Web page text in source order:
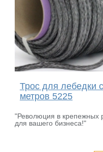
Трос для лебедки
метров 5225
"Революция в крепежных
для вашего бизнеса!"